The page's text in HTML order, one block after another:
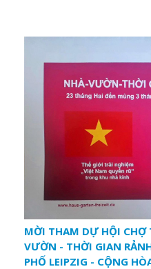
MỜI THAM DỰ HỘI CHỢ
VƯỜN - THỜI GIAN
PHỐ LEIPZIG - CỘNG